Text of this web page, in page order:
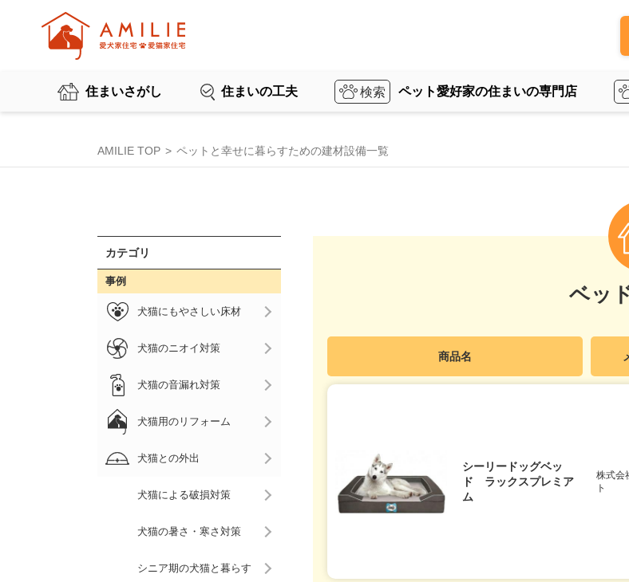
住まいさがし 住まいの工夫 ペット愛好家の住まいの専門店
AMILIE TOP ペットと幸せに暮らすための建材設備一覧
ベッ
商品名
シーリードッグベッ
ド ラックスプレミア
ム
株式会
ト
カテゴリ
事例
犬猫にもやさしい床材
犬猫のニオイ対策
犬猫の音漏れ対策
犬猫用のリフォーム
犬猫との外出
犬猫による破損対策
犬猫の暑さ・寒さ対策
シニア期の犬猫と暮らす